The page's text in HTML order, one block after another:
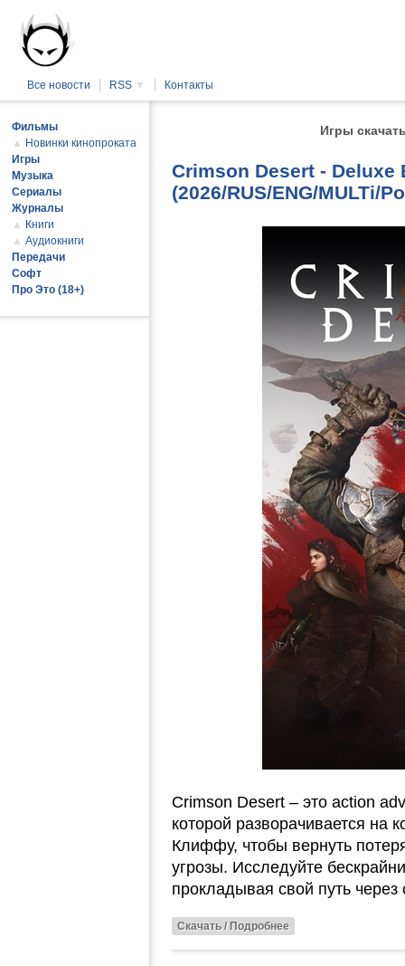
Все новости RSS ▼ Контакты
Игры
Crimson Desert - Deluxe
(2026/RUS/ENG/MULTi/
Crimson Desert – это action
которой разворачивается на
Клиффу, чтобы вернуть
угрозы. Исследуйте
прокладывая свой путь
Скачать / Подробнее
Фильмы
▲ Новинки кинопроката
Игры
Музыка
Сериалы
Журналы
▲ Книги
▲ Аудиокниги
Передачи
Софт
Про Это (18+)